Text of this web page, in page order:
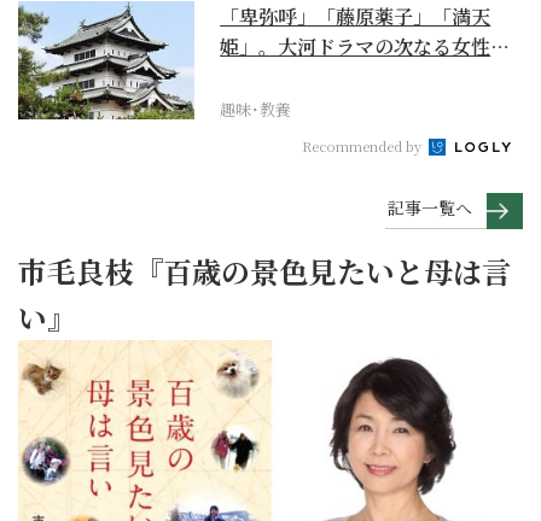
「卑弥呼」「藤原薬子」「満天
姫」。大河ドラマの次なる女性主
趣味･教養
Recommended by
記事一覧へ
市毛良枝『百歳の景色見たいと母は言
い』